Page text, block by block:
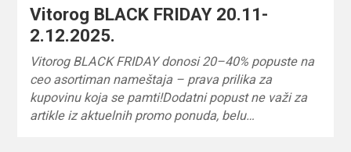
Vitorog BLACK FRIDAY 20.11-
2.12.2025.
Vitorog BLACK FRIDAY donosi 20–40% popuste na
ceo asortiman nameštaja – prava prilika za
kupovinu koja se pamti!Dodatni popust ne važi za
artikle iz aktuelnih promo ponuda, belu…